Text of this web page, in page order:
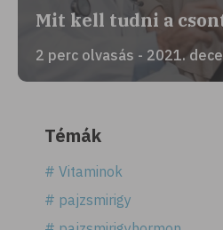
Mit kell tudni a
2 perc olvasás - 2021.
Témák
# Vitaminok
# pajzsmirigy